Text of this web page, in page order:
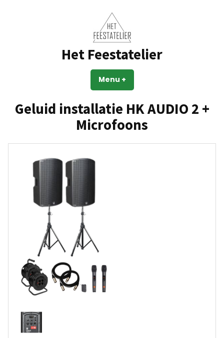
Het Feestatelier
Menu +
Geluid installatie HK AUDIO 2 +
Microfoons